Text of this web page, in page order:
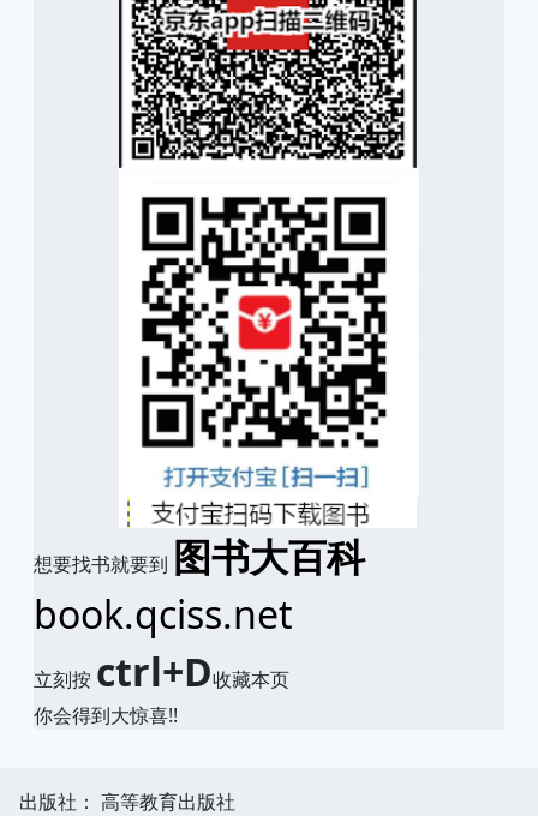
想要找书就要到 图书大百科
book.qciss.net
立刻按 ctrl+D收藏本页
你会得到大惊喜!!
出版社： 高等教育出版社